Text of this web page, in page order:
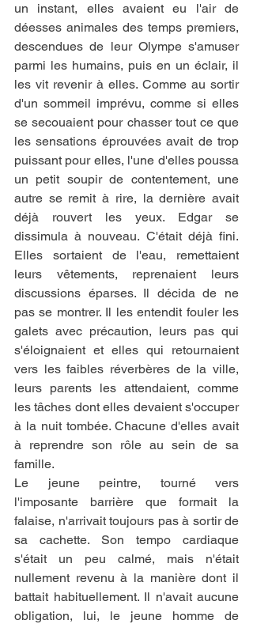
un instant, elles avaient eu l'air de
déesses animales des temps premiers,
descendues de leur Olympe s'amuser
parmi les humains, puis en un éclair, il
les vit revenir à elles. Comme au sortir
d'un sommeil imprévu, comme si elles
se secouaient pour chasser tout ce que
les sensations éprouvées avait de trop
puissant pour elles, l'une d'elles poussa
un petit soupir de contentement, une
autre se remit à rire, la dernière avait
déjà rouvert les yeux. Edgar se
dissimula à nouveau. C'était déjà fini.
Elles sortaient de l'eau, remettaient
leurs vêtements, reprenaient leurs
discussions éparses. Il décida de ne
pas se montrer. Il les entendit fouler les
galets avec précaution, leurs pas qui
s'éloignaient et elles qui retournaient
vers les faibles réverbères de la ville,
leurs parents les attendaient, comme
les tâches dont elles devaient s'occuper
à la nuit tombée. Chacune d'elles avait
à reprendre son rôle au sein de sa
famille.
Le jeune peintre, tourné vers
l'imposante barrière que formait la
falaise, n'arrivait toujours pas à sortir de
sa cachette. Son tempo cardiaque
s'était un peu calmé, mais n'était
nullement revenu à la manière dont il
battait habituellement. Il n'avait aucune
obligation, lui, le jeune homme de